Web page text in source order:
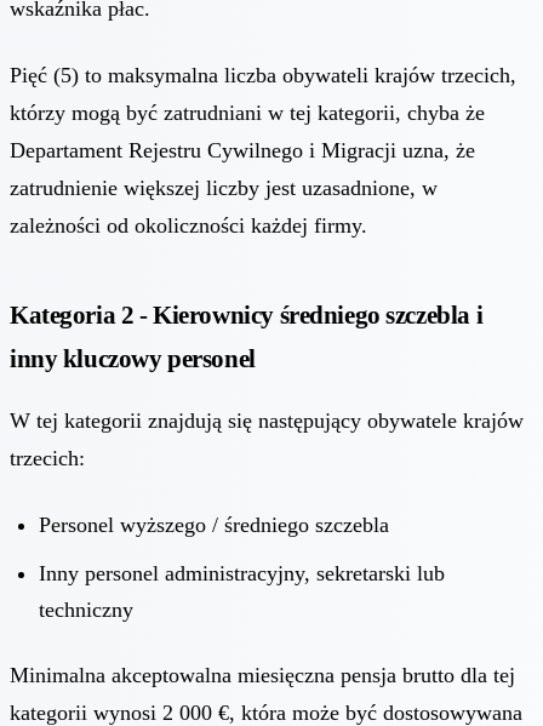
wskaźnika płac.
Pięć (5) to maksymalna liczba obywateli krajów trzecich,
którzy mogą być zatrudniani w tej kategorii, chyba że
Departament Rejestru Cywilnego i Migracji uzna, że
zatrudnienie większej liczby jest uzasadnione, w
zależności od okoliczności każdej firmy.
Kategoria 2 - Kierownicy średniego szczebla i
inny kluczowy personel
W tej kategorii znajdują się następujący obywatele krajów
trzecich:
Personel wyższego / średniego szczebla
Inny personel administracyjny, sekretarski lub
techniczny
Minimalna akceptowalna miesięczna pensja brutto dla tej
kategorii wynosi 2 000 €, która może być dostosowywana